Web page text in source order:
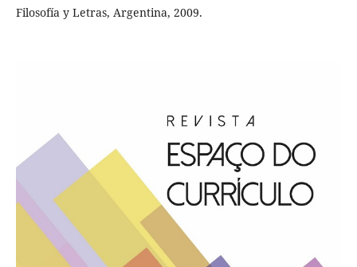
Filosofía y Letras, Argentina, 2009.